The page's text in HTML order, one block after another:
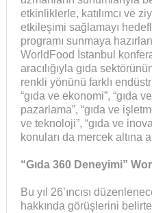
etkinliklerle, katılımcı ve
etkileşimi sağlamayı
programı sunmaya
WorldFood İstanbul
aracılığıyla gıda
renkli yönünü farklı
“gıda ve ekonomi”, “gıda
pazarlama”, “gıda ve
ve teknoloji”, “gıda ve
konuları da mercek altına
“Gıda 360 Deneyimi”
Bu yıl 26’ıncısı
hakkında görüşlerini